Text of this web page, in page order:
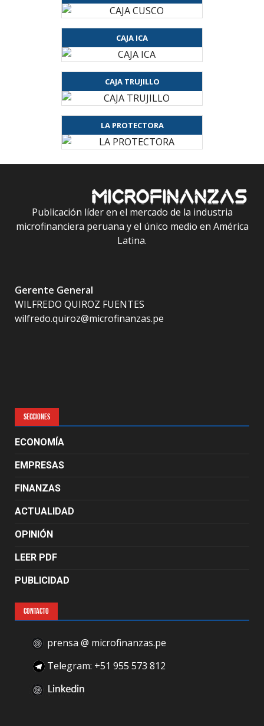
CAJA ICA
CAJA TRUJILLO
LA PROTECTORA
Publicación líder en el mercado de la industria
microfinanciera peruana y el único medio en América
Latina.
Gerente General
WILFREDO QUIROZ FUENTES
wilfredo.quiroz@microfinanzas.pe
SECCIONES
ECONOMÍA
EMPRESAS
FINANZAS
ACTUALIDAD
OPINIÓN
LEER PDF
PUBLICIDAD
CONTACTO
prensa @ microfinanzas.pe
Telegram: +51 955 573 812